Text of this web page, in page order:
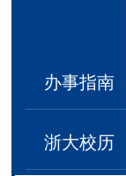
办事指南
浙大校历